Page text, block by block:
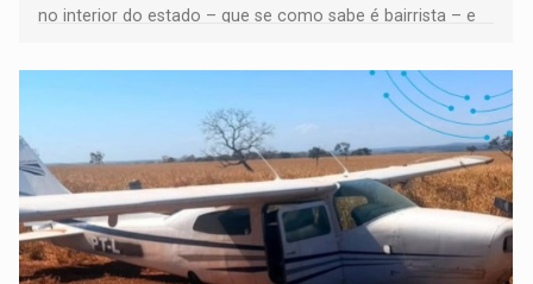
no interior do estado – que se como sabe é bairrista – e
garantir